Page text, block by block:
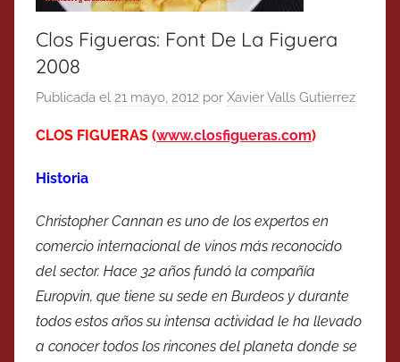
Clos Figueras: Font De La Figuera
2008
Publicada el 21 mayo, 2012 por Xavier Valls Gutierrez
CLOS FIGUERAS (www.closfigueras.com)
Historia
Christopher Cannan es uno de los expertos en
comercio internacional de vinos más reconocido
del sector. Hace 32 años fundó la compañía
Europvin, que tiene su sede en Burdeos y durante
todos estos años su intensa actividad le ha llevado
a conocer todos los rincones del planeta donde se